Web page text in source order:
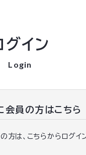
グイン
Login
会員の方はこちら
方は、こちらからログイ